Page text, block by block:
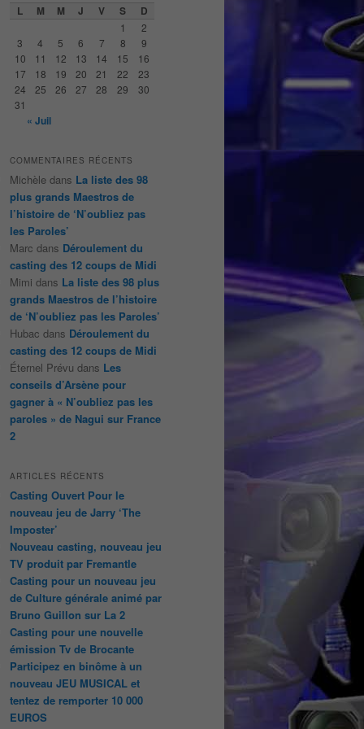
L M M J V S D
1
2
3
4 5 6 7 8
9
10
11 12 13 14 15
16
17
18 19 20 21 22
23
24
25 26 27 28 29
30
31
« Juil
COMMENTAIRES RÉCENTS
Michèle dans La liste des 98
plus grands Maestros de
l’histoire de ‘N’oubliez pas
les Paroles’
Marc dans Déroulement du
casting des 12 coups de Midi
Mimi dans La liste des 98 plus
grands Maestros de l’histoire
de ‘N’oubliez pas les Paroles’
Hubac dans Déroulement du
casting des 12 coups de Midi
Éternel Prévu dans Les
conseils d’Arsène pour
gagner à « N’oubliez pas les
paroles » de Nagui sur France
2
ARTICLES RÉCENTS
Casting Ouvert Pour le
nouveau jeu de Jarry ‘The
Imposter’
Nouveau casting, nouveau jeu
TV produit par Fremantle
Casting pour un nouveau jeu
de Culture générale animé par
Bruno Guillon sur La 2
Casting pour une nouvelle
émission Tv de Brocante
Participez en binôme à un
nouveau JEU MUSICAL et
tentez de remporter 10 000
EUROS